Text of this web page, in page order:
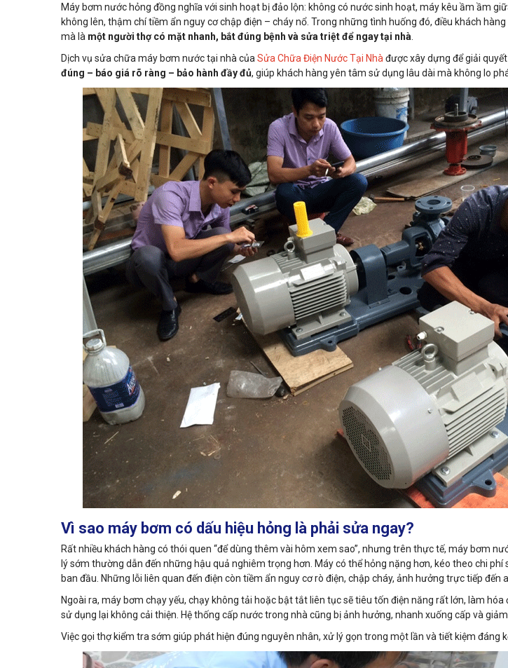
Máy bơm nước hỏng đồng nghĩa với sinh hoạt bị đảo lộn: không có nước sinh hoạt, máy kêu ầm ầm
không lên, thậm chí tiềm ẩn nguy cơ chập điện – cháy nổ. Trong những tình huống đó, điều khách
mà là một người thợ có mặt nhanh, bắt đúng bệnh và sửa triệt để ngay tại nhà
Dịch vụ sửa chữa máy bơm nước tại nhà của Sửa Chữa Điện Nước Tại Nhà được xây dựng để giải
đúng – báo giá rõ ràng – bảo hành đầy đủ, giúp khách hàng yên tâm sử dụng lâu dài mà không lo
Vì sao máy bơm có dấu hiệu hỏng là phải sửa ngay?
Rất nhiều khách hàng có thói quen “để dùng thêm vài hôm xem sao”, nhưng trên thực tế, máy bơm
lý sớm thường dẫn đến những hậu quả nghiêm trọng hơn. Máy có thể hỏng nặng hơn, kéo theo chi phí
ban đầu. Những lỗi liên quan đến điện còn tiềm ẩn nguy cơ rò điện, chập cháy, ảnh hưởng trực tiếp đến
Ngoài ra, máy bơm chạy yếu, chạy không tải hoặc bật tắt liên tục sẽ tiêu tốn điện năng rất lớn, làm
sử dụng lại không cải thiện. Hệ thống cấp nước trong nhà cũng bị ảnh hưởng, nhanh xuống cấp và
Việc gọi thợ kiểm tra sớm giúp phát hiện đúng nguyên nhân, xử lý gọn trong một lần và tiết kiệm đáng